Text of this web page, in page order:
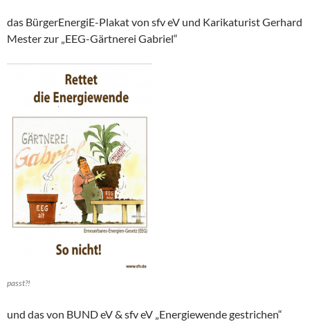
das BürgerEnergiE-Plakat von sfv eV und Karikaturist Gerhard
Mester zur „EEG-Gärtnerei Gabriel“
passt?!
und das von BUND eV & sfv eV „Energiewende gestrichen“